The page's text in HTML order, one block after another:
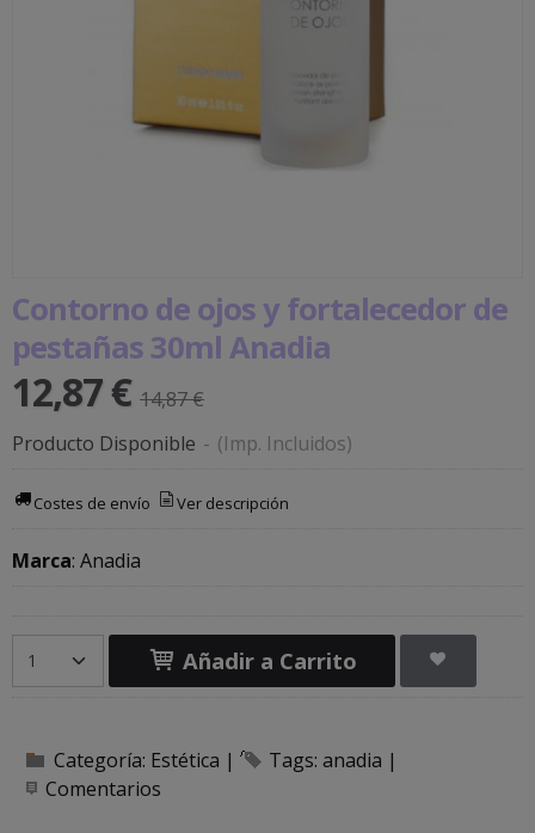
Contorno de ojos y fortalecedor de
pestañas 30ml Anadia
12,87 € 14,87 €
Producto Disponible - (Imp. Incluidos)
Costes de envío Ver descripción
Marca: Anadia
Añadir a Carrito
Categoría: Estética | Tags: anadia |
Comentarios